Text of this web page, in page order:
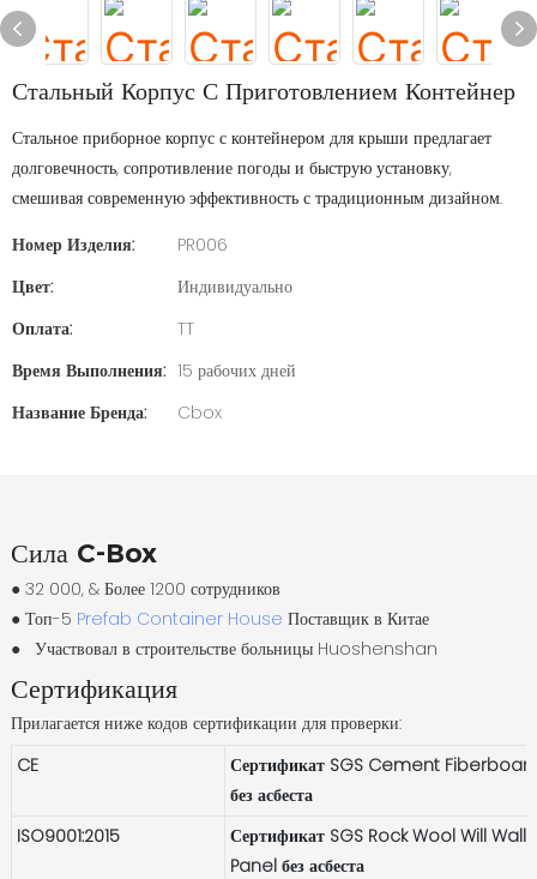
Стальный Корпус С Приготовлением Контейнер
Стальное приборное корпус с контейнером для крыши предлагает
долговечность, сопротивление погоды и быструю установку,
смешивая современную эффективность с традиционным дизайном.
Номер Изделия:
PR006
Цвет:
Индивидуально
Оплата:
TT
Время Выполнения: 15 рабочих дней
Название Бренда:
Cbox
Сила C-Box
● 32 000, & Более 1200 сотрудников
● Топ-5 Prefab Container House Поставщик в Китае
● Участвовал в строительстве больницы Huoshenshan
Сертификация
Прилагается ниже кодов сертификации для проверки:
CE
Сертификат SGS Cement
без асбеста
ISO9001:2015
Сертификат SGS Rock Wool Will Wall
Panel без асбеста